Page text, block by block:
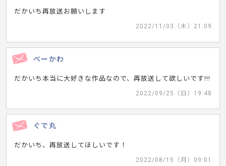
だかいち再放送お願いします
2022/11/03（木）21:09
べーかわ
だかいち本当に大好きな作品なので、再放送して欲しいです!!!
2022/09/25（日）19:48
ぐで丸
だかいち、再放送してほしいです！
2022/08/15（月）09:01